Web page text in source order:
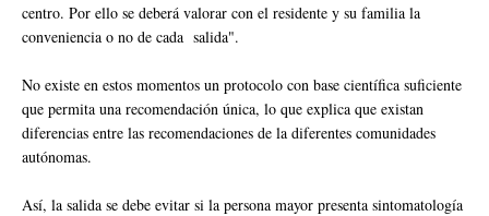
centro. Por ello se deberá valorar con el residente y su familia la
conveniencia o no de cada salida".
No existe en estos momentos un protocolo con base científica suficiente
que permita una recomendación única, lo que explica que existan
diferencias entre las recomendaciones de la diferentes comunidades
autónomas.
Así, la salida se debe evitar si la persona mayor presenta sintomatología